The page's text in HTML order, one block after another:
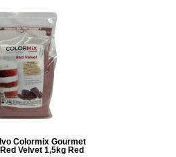
Colormix Gourmet
Velvet 1,5kg Red